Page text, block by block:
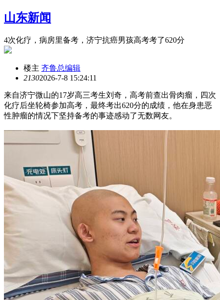
山东新闻
4次化疗，病房里备考，济宁抗癌男孩高考考了620分
楼主 齐鲁总编辑
21302026-7-8 15:24:11
来自济宁微山的17岁高三考生刘奇，高考前查出骨肉瘤，四次
化疗后坐轮椅参加高考，最终考出620分的成绩，他在身患恶
性肿瘤的情况下坚持备考的事迹感动了无数网友。